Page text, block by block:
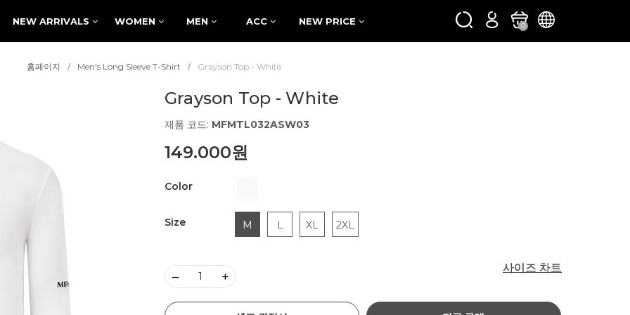
NEW ARRIVALS WOMEN MEN ACC NEW PRICE 0
홈페이지 Men's Long Sleeve T-Shirt Grayson Top - White
Grayson Top - White
제품 코드: MFMTL032ASW03
149.000원
Color
Size M L XL 2XL
사이즈 차트
사이즈 차트
– +